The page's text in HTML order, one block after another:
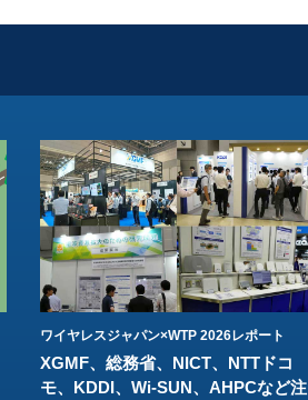
ワイヤレスジャパン×WTP 2026レポート
XGMF、総務省、NICT、NTTドコ
モ、KDDI、Wi-SUN、AHPCなど注